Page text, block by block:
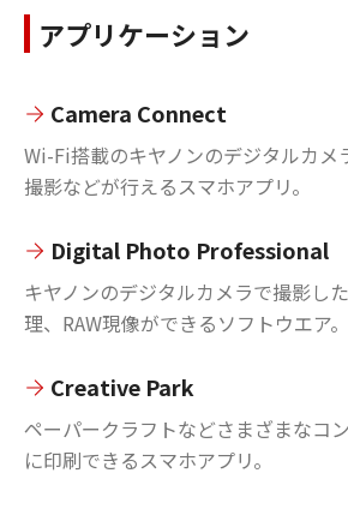
アプリケーション
Camera Connect
Wi-Fi搭載のキヤノンのデジタルカメ
撮影などが行えるスマホアプリ。
Digital Photo Professional
キヤノンのデジタルカメラで撮影し
理、RAW現像ができるソフトウエア。
Creative Park
ペーパークラフトなどさまざまなコ
に印刷できるスマホアプリ。